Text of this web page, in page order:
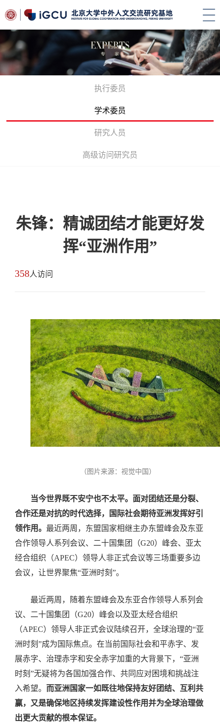
执行委员
学术委员
研究人员
高级访问研究员
朱锋：精诚团结才能更好发
挥“亚洲作用”
358人访问
（图片来源：视觉中国）
当今世界既不安宁也不太平。面对团结还是分裂、
合作还是对抗的时代选择，国际社会期待亚洲发挥好引
领作用。 最近两周，东盟国家相继主办东盟峰会及东亚
合作领导人系列会议、二十国集团（G20）峰会、亚太
经合组织（APEC）领导人非正式会议等三场重要多边
会议，让世界聚焦“亚洲时刻”。
最近两周，随着东盟峰会及东亚合作领导人系列会
议、二十国集团（G20）峰会以及亚太经合组织
（APEC）领导人非正式会议陆续召开，全球治理的“亚
洲时刻”成为国际焦点。在当前国际社会和平赤字、发
展赤字、治理赤字和安全赤字加重的大背景下，“亚洲
时刻”无疑将为各国加强合作、共同应对困境和挑战注
入希望。 而亚洲国家一如既往地保持友好团结、互利共
赢，又是确保地区持续发挥建设性作用并为全球治理做
出更大贡献的根本保证。